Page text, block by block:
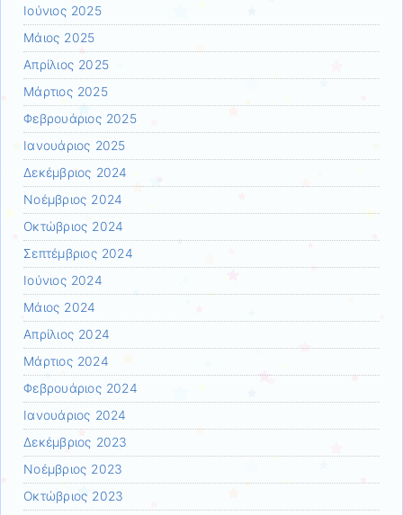
Ιούνιος 2025
Μάιος 2025
Απρίλιος 2025
Μάρτιος 2025
Φεβρουάριος 2025
Ιανουάριος 2025
Δεκέμβριος 2024
Νοέμβριος 2024
Οκτώβριος 2024
Σεπτέμβριος 2024
Ιούνιος 2024
Μάιος 2024
Απρίλιος 2024
Μάρτιος 2024
Φεβρουάριος 2024
Ιανουάριος 2024
Δεκέμβριος 2023
Νοέμβριος 2023
Οκτώβριος 2023